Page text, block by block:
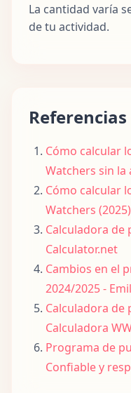
La cantidad varía
de tu actividad.
Referencias
Cómo calcular
Watchers sin la
Cómo calcular
Watchers
Calculadora de
Calculator.net
Cambios en el
2024/2025 -
Calculadora de
Calculadora
Programa de
Confiable y